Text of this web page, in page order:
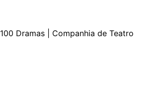
100 Dramas | Companhia de Teatro